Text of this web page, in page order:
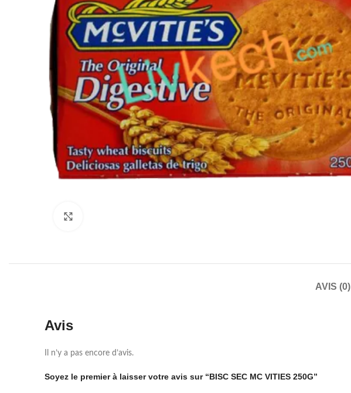
AVIS (0)
Avis
Il n’y a pas encore d’avis.
Soyez le premier à laisser votre avis sur “BISC SEC MC VITIES 250G”